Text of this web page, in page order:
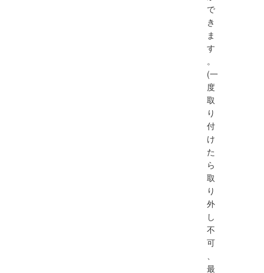
で
き
ま
す
。
(一
度
取
り
付
け
た
ら
取
り
外
し
不
可
、
最